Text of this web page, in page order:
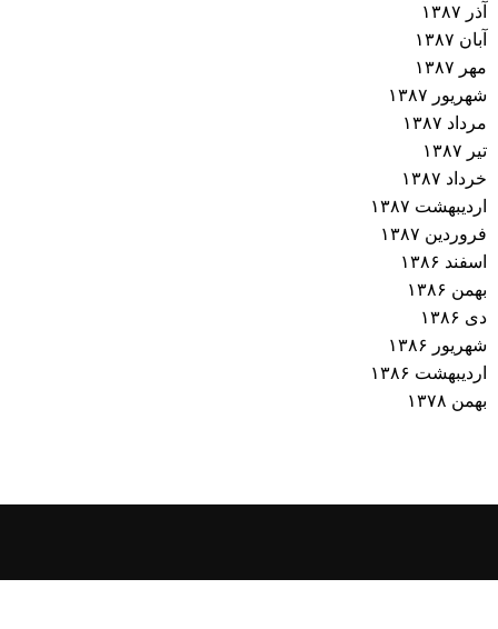
آذر ۱۳۸۷
آبان ۱۳۸۷
مهر ۱۳۸۷
شهریور ۱۳۸۷
مرداد ۱۳۸۷
تیر ۱۳۸۷
خرداد ۱۳۸۷
اردیبهشت ۱۳۸۷
فروردین ۱۳۸۷
اسفند ۱۳۸۶
بهمن ۱۳۸۶
دی ۱۳۸۶
شهریور ۱۳۸۶
اردیبهشت ۱۳۸۶
بهمن ۱۳۷۸